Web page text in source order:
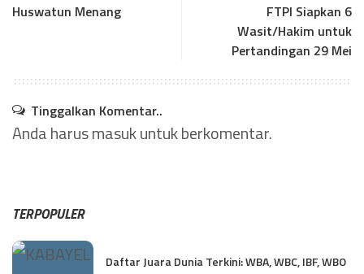
Huswatun Menang
FTPI Siapkan 6
Wasit/Hakim untuk
Pertandingan 29 Mei
Tinggalkan Komentar..
Anda harusmasukuntuk berkomentar.
TERPOPULER
Daftar Juara Dunia Terkini: WBA, WBC, IBF, WBO